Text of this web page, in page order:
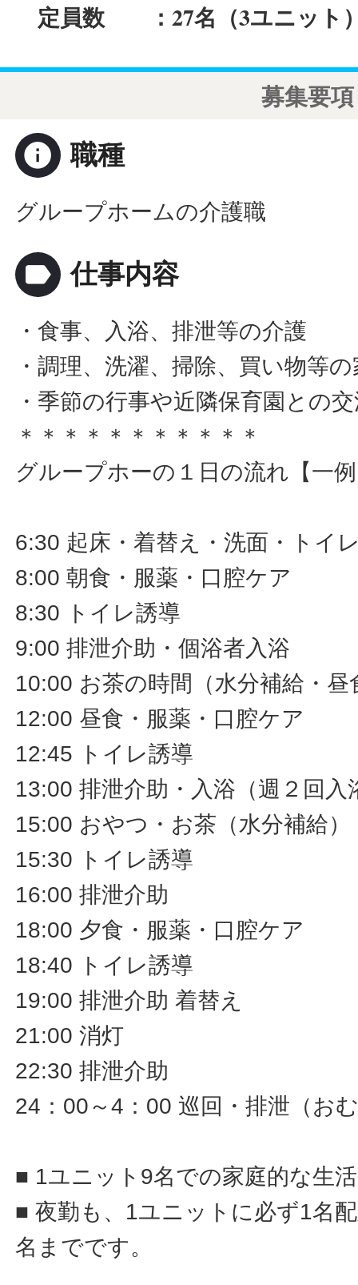
定員数 ： 27名（3ユニット
募集要項
info 職種
グループホームの介護職
label 仕事内容
・食事、入浴、排泄等の介護
・調理、洗濯、掃除、買い物等
・季節の行事や近隣保育園との
＊＊＊＊＊＊＊＊＊＊＊
グループホーの１日の流れ【一
6:30 起床・着替え・洗面・トイ
8:00 朝食・服薬・口腔ケア
8:30 トイレ誘導
9:00 排泄介助・個浴者入浴
10:00 お茶の時間（水分補給・昼
12:00 昼食・服薬・口腔ケア
12:45 トイレ誘導
13:00 排泄介助・入浴（週２回入
15:00 おやつ・お茶（水分補給）
15:30 トイレ誘導
16:00 排泄介助
18:00 夕食・服薬・口腔ケア
18:40 トイレ誘導
19:00 排泄介助 着替え
21:00 消灯
22:30 排泄介助
24：00～4：00 巡回・排泄（お
■ 1ユニット9名での家庭的な生
■ 夜勤も、1ユニットに必ず1名
名までです。